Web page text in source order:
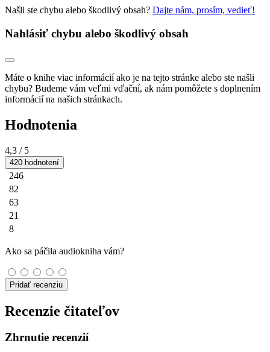
Našli ste chybu alebo škodlivý obsah? Dajte nám, prosím, vedieť!
Nahlásiť chybu alebo škodlivý obsah
Máte o knihe viac informácií ako je na tejto stránke alebo ste našli
chybu? Budeme vám veľmi vďační, ak nám pomôžete s doplnením
informácií na našich stránkach.
Hodnotenia
4,3 / 5
420 hodnotení
246
82
63
21
8
Ako sa páčila audiokniha vám?
Pridať recenziu
Recenzie čitateľov
Zhrnutie recenzií